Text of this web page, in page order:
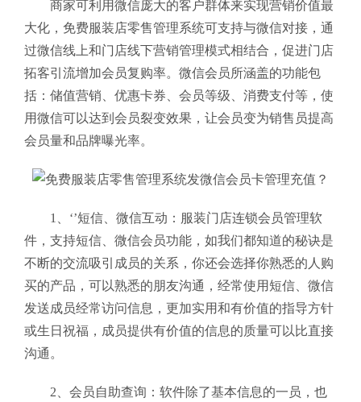
商家可利用微信庞大的客户群体来实现营销价值最
大化，免费服装店零售管理系统可支持与微信对接，通
过微信线上和门店线下营销管理模式相结合，促进门店
拓客引流增加会员复购率。微信会员所涵盖的功能包
括：储值营销、优惠卡券、会员等级、消费支付等，使
用微信可以达到会员裂变效果，让会员变为销售员提高
会员量和品牌曝光率。
1、‘’短信、微信互动：服装门店连锁会员管理软
件，支持短信、微信会员功能，如我们都知道的秘诀是
不断的交流吸引成员的关系，你还会选择你熟悉的人购
买的产品，可以熟悉的朋友沟通，经常使用短信、微信
发送成员经常访问信息，更加实用和有价值的指导方针
或生日祝福，成员提供有价值的信息的质量可以比直接
沟通。
2、会员自助查询：软件除了基本信息的一员，也